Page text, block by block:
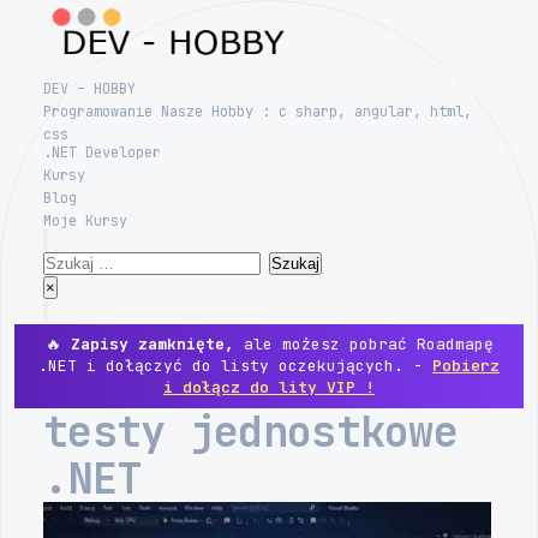
DEV – HOBBY
Programowanie Nasze Hobby : c sharp, angular, html,
css
.NET Developer
Kursy
Blog
Moje Kursy
Szukaj:
Close
×
🔥 Zapisy zamknięte, ale możesz pobrać Roadmapę
.NET i dołączyć do listy oczekujących. - Pobierz
i dołącz do lity VIP !
testy jednostkowe
.NET